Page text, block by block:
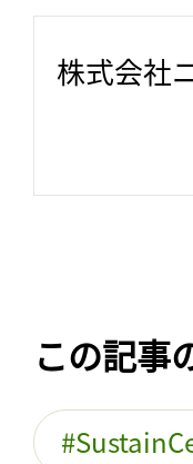
株式会社
この記事